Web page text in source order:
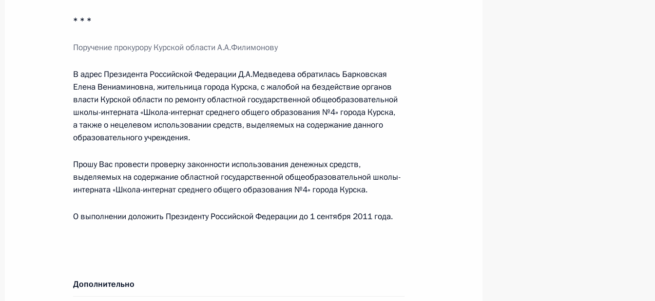
мобильной приёмной Президента в Ленинградской области
О ходе исполнения поручения, данного по итогам работы мобильной приёмной
Президента в Калужской области
30 июля 2011 года, 16:40
29 июля 2011 года, пятница
области
* * *
Поручение прокурору Курской области А.А.Филимонову
В адрес Президента Российской Федерации Д.А.Медведева обратилась Барковская
Елена Вениаминовна, жительница города Курска, с жалобой на бездействие органов
власти Курской области по ремонту областной государственной общеобразовательной
школы-интерната «Школа-интернат среднего общего образования №4» города Курска,
а также о нецелевом использовании средств, выделяемых на содержание данного
образовательного учреждения.
Прошу Вас провести проверку законности использования денежных средств,
выделяемых на содержание областной государственной общеобразовательной школы-
интерната «Школа-интернат среднего общего образования №4» города Курска.
О выполнении доложить Президенту Российской Федерации до 1 сентября 2011 года.
Дополнительно